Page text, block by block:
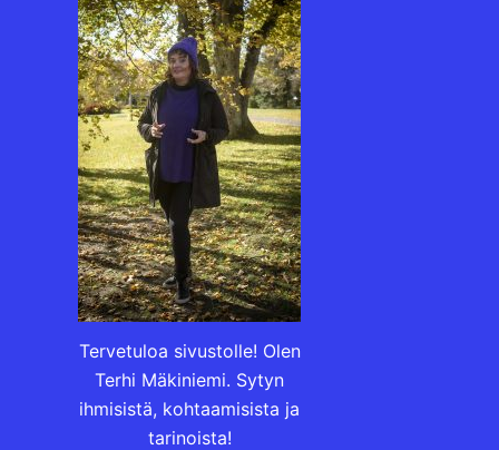
Tervetuloa sivustolle! Olen
Terhi Mäkiniemi. Sytyn
ihmisistä, kohtaamisista ja
tarinoista!